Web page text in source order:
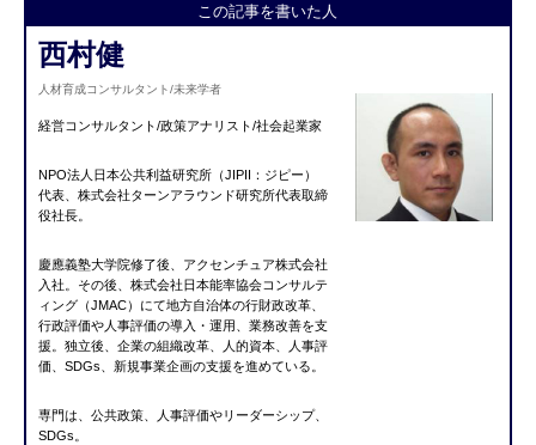
この記事を書いた人
西村健
人材育成コンサルタント/未来学者
経営コンサルタント/政策アナリスト/社会起業家
NPO法人日本公共利益研究所（JIPII：ジピー）
代表、株式会社ターンアラウンド研究所代表取締
役社長。
慶應義塾大学院修了後、アクセンチュア株式会社
入社。その後、株式会社日本能率協会コンサルテ
ィング（JMAC）にて地方自治体の行財政改革、
行政評価や人事評価の導入・運用、業務改善を支
援。独立後、企業の組織改革、人的資本、人事評
価、SDGs、新規事業企画の支援を進めている。
専門は、公共政策、人事評価やリーダーシップ、
SDGs。